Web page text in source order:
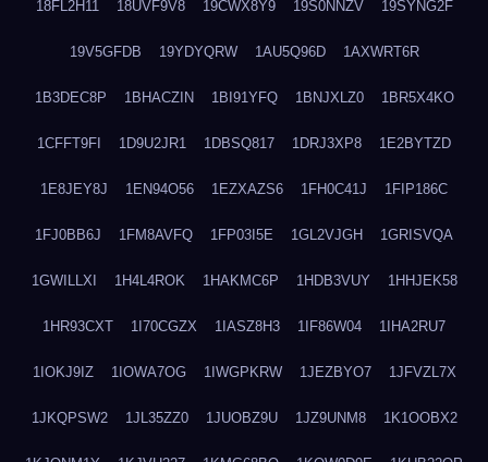
18FL2H11 18UVF9V8 19CWX8Y9 19S0NNZV 19SYNG2F
19V5GFDB 19YDYQRW 1AU5Q96D 1AXWRT6R
1B3DEC8P 1BHACZIN 1BI91YFQ 1BNJXLZ0 1BR5X4KO
1CFFT9FI 1D9U2JR1 1DBSQ817 1DRJ3XP8 1E2BYTZD
1E8JEY8J 1EN94O56 1EZXAZS6 1FH0C41J 1FIP186C
1FJ0BB6J 1FM8AVFQ 1FP03I5E 1GL2VJGH 1GRISVQA
1GWILLXI 1H4L4ROK 1HAKMC6P 1HDB3VUY 1HHJEK58
1HR93CXT 1I70CGZX 1IASZ8H3 1IF86W04 1IHA2RU7
1IOKJ9IZ 1IOWA7OG 1IWGPKRW 1JEZBYO7 1JFVZL7X
1JKQPSW2 1JL35ZZ0 1JUOBZ9U 1JZ9UNM8 1K1OOBX2